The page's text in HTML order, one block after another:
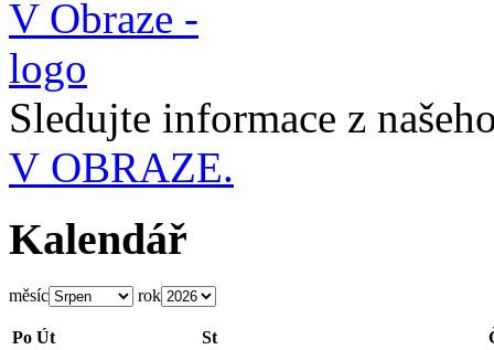
Sledujte informace z
V OBRAZE.
Kalendář
měsíc rok
Po Út St